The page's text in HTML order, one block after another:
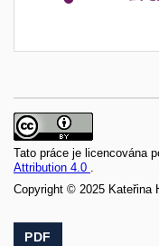
Tato práce je licencována
Attribution 4.0 .
Copyright © 2025 Kateřina
PDF